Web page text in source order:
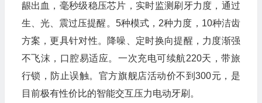
龈出血，毫秒级稳压芯片，实时监测刷牙力度，通过
生、光、震过压提醒。5种模式，2种力度，10种洁齿
方案，更具针对性。降噪、定时换向提醒，力度渐强
不飞沫，口腔易适应。一次充电可续航220天，带旅
行锁，防止误触。官方旗舰店活动价不到300元，是
目前极有性价比的智能交互压力电动牙刷。